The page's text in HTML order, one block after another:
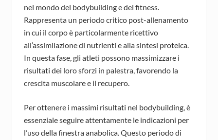
nel mondo del bodybuilding e del fitness.
Rappresenta un periodo critico post-allenamento
in cui il corpo è particolarmente ricettivo
all’assimilazione di nutrienti e alla sintesi proteica.
In questa fase, gli atleti possono massimizzare i
risultati dei loro sforzi in palestra, favorendo la
crescita muscolare e il recupero.
Per ottenere i massimi risultati nel bodybuilding, è
essenziale seguire attentamente le indicazioni per
l’uso della finestra anabolica. Questo periodo di